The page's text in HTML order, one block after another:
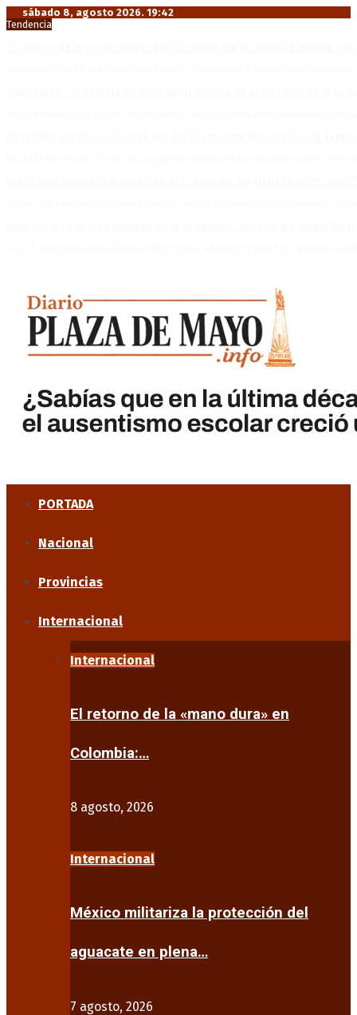
sábado 8, agosto 2026. 19:42
Tendencia
PORTADA
Nacional
Provincias
Internacional
Internacional
El retorno de la «mano dura» en
Colombia:…
8 agosto, 2026
Internacional
México militariza la protección del
aguacate en plena…
7 agosto, 2026